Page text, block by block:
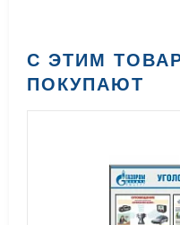
С ЭТИМ
ПОКУПАЮТ